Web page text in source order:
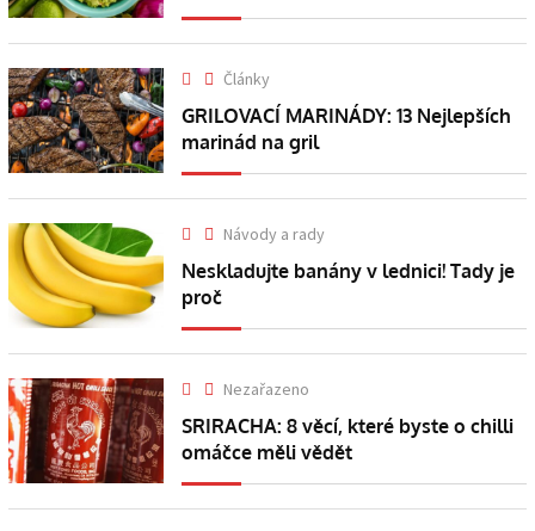
Články
GRILOVACÍ MARINÁDY: 13 Nejlepších
marinád na gril
Návody a rady
Neskladujte banány v lednici! Tady je
proč
Nezařazeno
SRIRACHA: 8 věcí, které byste o chilli
omáčce měli vědět